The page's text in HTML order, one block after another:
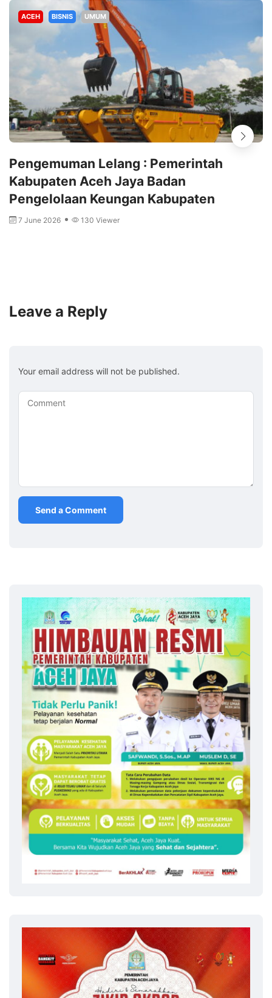
ACEH BISNIS UMUM
Pengemuman Lelang : Pemerintah
Kabupaten Aceh Jaya Badan
Pengelolaan Keungan Kabupaten
7 June 2026 130 Viewer
Leave a Reply
Your email address will not be published.
Comment